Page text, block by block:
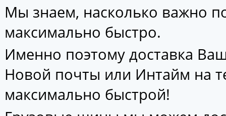
Мы знаем, насколько важно
максимально быстро.
Именно поэтому доставка
Новой почты или Интайм на
максимально быстрой!